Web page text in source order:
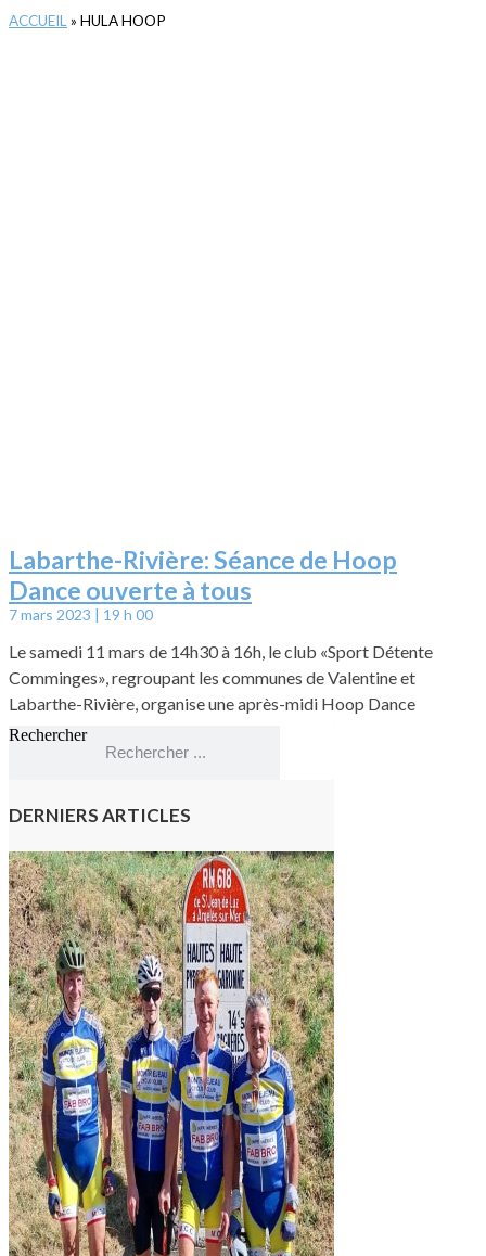
ACCUEIL » HULA HOOP
Labarthe-Rivière: Séance de Hoop
Dance ouverte à tous
7 mars 2023 19 h 00
Le samedi 11 mars de 14h30 à 16h, le club «Sport Détente
Comminges», regroupant les communes de Valentine et
Labarthe-Rivière, organise une après-midi Hoop Dance
Rechercher
DERNIERS ARTICLES